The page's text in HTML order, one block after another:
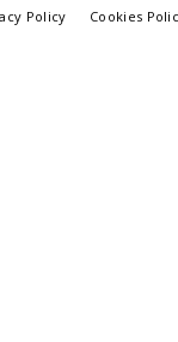
Policy Cookies